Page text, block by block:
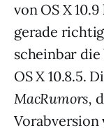
von OS X
gerade
scheinbar
OS X 10.8.5.
MacRumors,
Vorabversion